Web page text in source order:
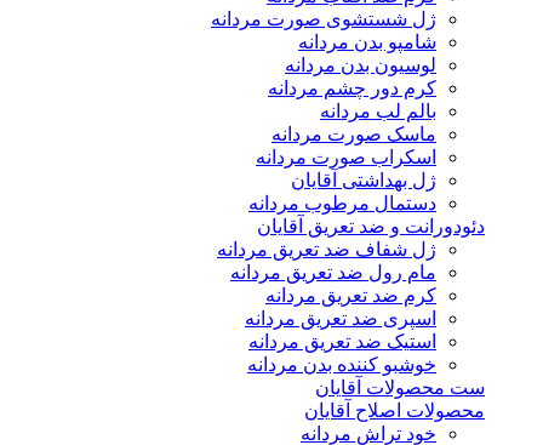
ژل شستشوی صورت مردانه
شامپو بدن مردانه
لوسیون بدن مردانه
کرم دور چشم مردانه
بالم لب مردانه
ماسک صورت مردانه
اسکراب صورت مردانه
ژل بهداشتی آقایان
دستمال مرطوب مردانه
دئودورانت و ضد تعریق آقایان
ژل شفاف ضد تعریق مردانه
مام رول ضد تعریق مردانه
کرم ضد تعریق مردانه
اسپری ضد تعریق مردانه
استیک ضد تعریق مردانه
خوشبو کننده بدن مردانه
ست محصولات آقایان
محصولات اصلاح آقایان
خود تراش مردانه